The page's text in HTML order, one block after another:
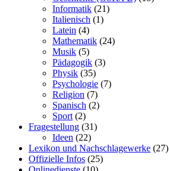
Informatik (21)
Italienisch (1)
Latein (4)
Mathematik (24)
Musik (5)
Pädagogik (3)
Physik (35)
Psychologie (7)
Religion (7)
Spanisch (2)
Sport (2)
Fragestellung (31)
Ideen (22)
Lexikon und Nachschlagewerke (27)
Offizielle Infos (25)